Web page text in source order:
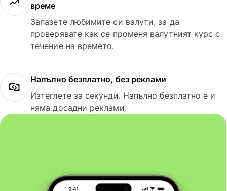
време
Запазете любимите си валути, за да
проверявате как се променя валутният курс с
течение на времето.
Напълно безплатно, без реклами
Изтеглете за секунди. Напълно безплатно е и
няма досадни реклами.